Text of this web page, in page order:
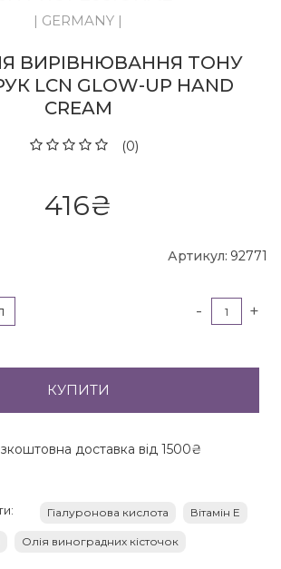
| GERMANY |
ВИРІВНЮВАННЯ ТОНУ
LCN GLOW-UP HAND
CREAM
(0)
416₴
Артикул: 92771
- +
КУПИТИ
доставка від 1500₴
Гіалуронова кислота Вітамін Е
Олія виноградних кісточок